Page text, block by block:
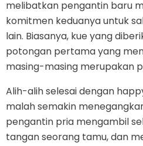
melibatkan pengantin baru
komitmen keduanya untuk
lain. Biasanya, kue yang
potongan pertama yang
masing-masing merupakan
Alih-alih selesai dengan
malah semakin
pengantin pria mengambil
tangan seorang tamu, dan